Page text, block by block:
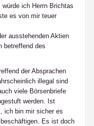
ich Herrn Brichtas
es von mir teuer
ausstehenden Aktien
betreffend des
der Absprachen
illegal sind
viele Börsenbriefe
werden. Ist
ich bin mir sicher es
Es ist doch